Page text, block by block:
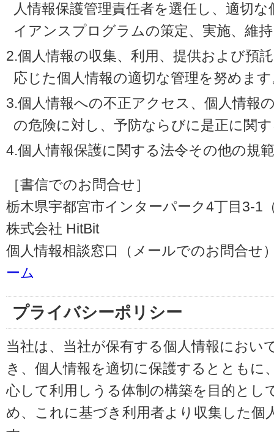
人情報保護管理責任者を選任し、適切
イアンスプログラムの策定、実施、維
2.個人情報の収集、利用、提供および預
応じた個人情報の適切な管理を努めま
3.個人情報への不正アクセス、個人情報
の危険に対し、予防ならびに是正に関
4.個人情報保護に関する法令その他の規
［書信でのお問合せ］
栃木県宇都宮市インターパーク4丁目3-1
株式会社 HitBit
個人情報相談窓口（メールでのお問合せ
ーム
プライバシーポリシー
当社は、当社が保有する個人情報におい
き、個人情報を適切に保護するとともに
心して利用しうる体制の構築を目的とし
め、これに基づき利用者より収集した個